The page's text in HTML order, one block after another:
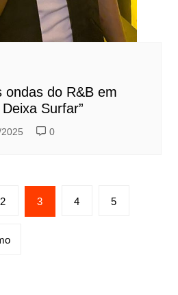
ondas do R&B em
Surfar”
0
2 3 4 5